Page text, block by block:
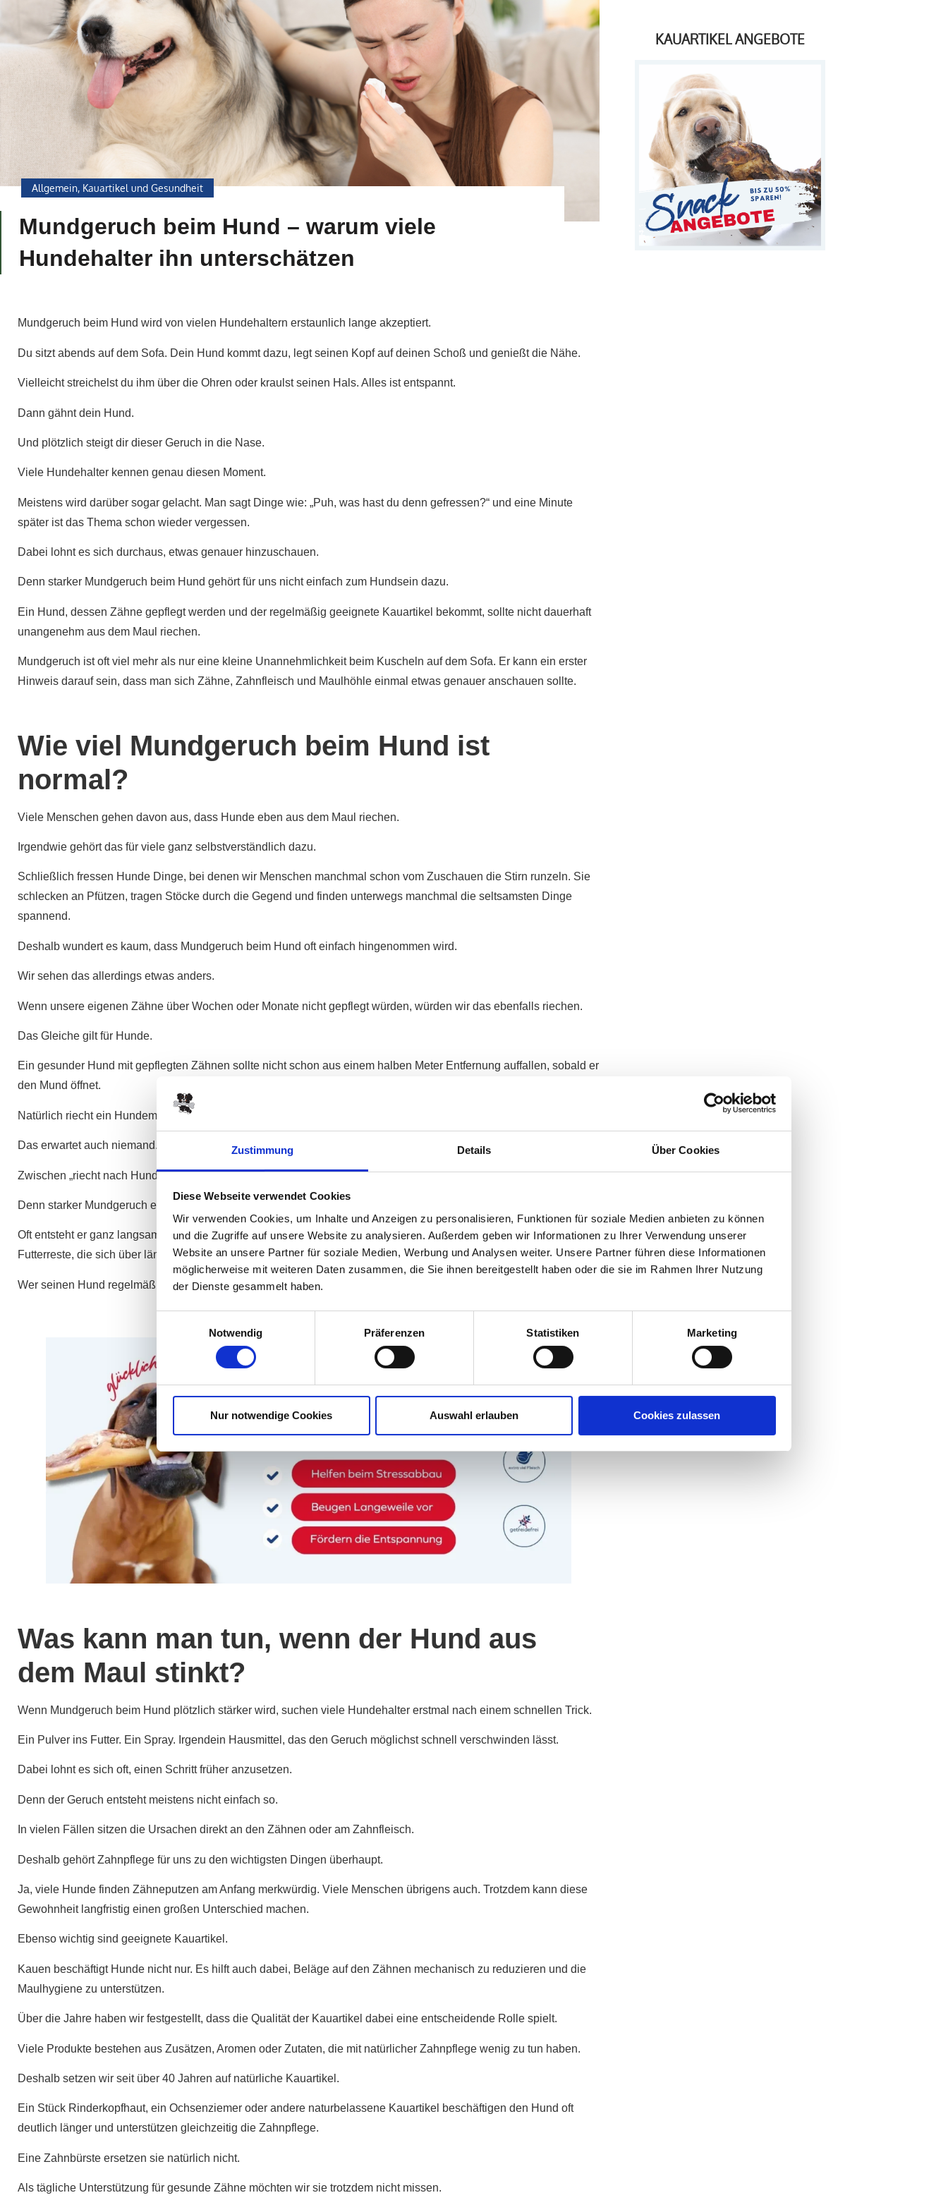
Zustimmung Details Über Cookies
Diese Webseite verwendet Cookies
Wir verwenden Cookies, um Inhalte und Anzeigen zu personalisieren, Funktionen für soziale Medien anbieten zu können
und die Zugriffe auf unsere Website zu analysieren. Außerdem geben wir Informationen zu Ihrer Verwendung unserer
Website an unsere Partner für soziale Medien, Werbung und Analysen weiter. Unsere Partner führen diese Informationen
möglicherweise mit weiteren Daten zusammen, die Sie ihnen bereitgestellt haben oder die sie im Rahmen Ihrer Nutzung
der Dienste gesammelt haben.
Notwendig
Präferenzen Statistiken Marketing
Nur notwendige Cookies Auswahl erlauben Cookies zulassen
Allgemein, Kauartikel und Gesundheit
Mundgeruch beim Hund – warum viele
Hundehalter ihn unterschätzen
Mundgeruch beim Hund wird von vielen Hundehaltern erstaunlich lange akzeptiert.
Du sitzt abends auf dem Sofa. Dein Hund kommt dazu, legt seinen Kopf auf deinen Schoß und genießt die Nähe.
Vielleicht streichelst du ihm über die Ohren oder kraulst seinen Hals. Alles ist entspannt.
Dann gähnt dein Hund.
Und plötzlich steigt dir dieser Geruch in die Nase.
Viele Hundehalter kennen genau diesen Moment.
Meistens wird darüber sogar gelacht. Man sagt Dinge wie: „Puh, was hast du denn gefressen?“ und eine Minute
später ist das Thema schon wieder vergessen.
Dabei lohnt es sich durchaus, etwas genauer hinzuschauen.
Denn starker Mundgeruch beim Hund gehört für uns nicht einfach zum Hundsein dazu.
Ein Hund, dessen Zähne gepflegt werden und der regelmäßig geeignete Kauartikel bekommt, sollte nicht dauerhaft
unangenehm aus dem Maul riechen.
Mundgeruch ist oft viel mehr als nur eine kleine Unannehmlichkeit beim Kuscheln auf dem Sofa. Er kann ein erster
Hinweis darauf sein, dass man sich Zähne, Zahnfleisch und Maulhöhle einmal etwas genauer anschauen sollte.
Wie viel Mundgeruch beim Hund ist
normal?
Viele Menschen gehen davon aus, dass Hunde eben aus dem Maul riechen.
Irgendwie gehört das für viele ganz selbstverständlich dazu.
Schließlich fressen Hunde Dinge, bei denen wir Menschen manchmal schon vom Zuschauen die Stirn runzeln. Sie
schlecken an Pfützen, tragen Stöcke durch die Gegend und finden unterwegs manchmal die seltsamsten Dinge
spannend.
Deshalb wundert es kaum, dass Mundgeruch beim Hund oft einfach hingenommen wird.
Wir sehen das allerdings etwas anders.
Wenn unsere eigenen Zähne über Wochen oder Monate nicht gepflegt würden, würden wir das ebenfalls riechen.
Das Gleiche gilt für Hunde.
Ein gesunder Hund mit gepflegten Zähnen sollte nicht schon aus einem halben Meter Entfernung auffallen, sobald er
den Mund öffnet.
Natürlich riecht ein Hundemaul nie nach Pfefferminz oder frischer Zahnpasta.
Das erwartet auch niemand.
Zwischen „riecht nach Hund“ und „stinkt zum Himmel“ liegt allerdings ein ziemlich großer Unterschied.
Denn starker Mundgeruch entwickelt sich meistens nicht über Nacht.
Oft entsteht er ganz langsam. Ein bisschen Zahnstein hier. Etwas Belag dort. Vielleicht entzündetes Zahnfleisch oder
Futterreste, die sich über längere Zeit festsetzen.
Wer seinen Hund regelmäßig im Alltag beobachtet, bemerkt solche Veränderungen oft deutlich früher als gedacht.
Was kann man tun, wenn der Hund aus
dem Maul stinkt?
Wenn Mundgeruch beim Hund plötzlich stärker wird, suchen viele Hundehalter erstmal nach einem schnellen Trick.
Ein Pulver ins Futter. Ein Spray. Irgendein Hausmittel, das den Geruch möglichst schnell verschwinden lässt.
Dabei lohnt es sich oft, einen Schritt früher anzusetzen.
Denn der Geruch entsteht meistens nicht einfach so.
In vielen Fällen sitzen die Ursachen direkt an den Zähnen oder am Zahnfleisch.
Deshalb gehört Zahnpflege für uns zu den wichtigsten Dingen überhaupt.
Ja, viele Hunde finden Zähneputzen am Anfang merkwürdig. Viele Menschen übrigens auch. Trotzdem kann diese
Gewohnheit langfristig einen großen Unterschied machen.
Ebenso wichtig sind geeignete Kauartikel.
Kauen beschäftigt Hunde nicht nur. Es hilft auch dabei, Beläge auf den Zähnen mechanisch zu reduzieren und die
Maulhygiene zu unterstützen.
Über die Jahre haben wir festgestellt, dass die Qualität der Kauartikel dabei eine entscheidende Rolle spielt.
Viele Produkte bestehen aus Zusätzen, Aromen oder Zutaten, die mit natürlicher Zahnpflege wenig zu tun haben.
Deshalb setzen wir seit über 40 Jahren auf natürliche Kauartikel.
Ein Stück Rinderkopfhaut, ein Ochsenziemer oder andere naturbelassene Kauartikel beschäftigen den Hund oft
deutlich länger und unterstützen gleichzeitig die Zahnpflege.
Eine Zahnbürste ersetzen sie natürlich nicht.
Als tägliche Unterstützung für gesunde Zähne möchten wir sie trotzdem nicht missen.
KAUARTIKEL ANGEBOTE